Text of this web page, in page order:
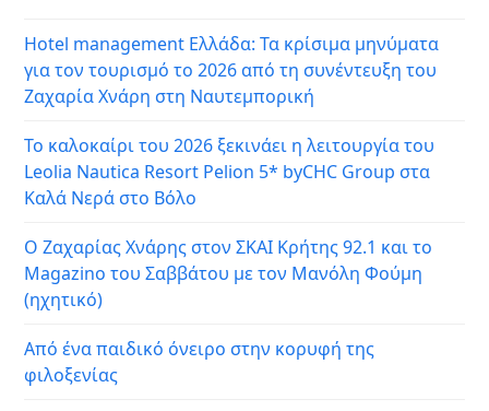
Hotel management Ελλάδα: Τα κρίσιμα μηνύματα
για τον τουρισμό το 2026 από τη συνέντευξη του
Ζαχαρία Χνάρη στη Ναυτεμπορική
Το καλοκαίρι του 2026 ξεκινάει η λειτουργία του
Leolia Nautica Resort Pelion 5* byCHC Group στα
Καλά Νερά στο Βόλο
Ο Ζαχαρίας Χνάρης στον ΣΚΑΙ Κρήτης 92.1 και το
Magazino του Σαββάτου με τον Μανόλη Φούμη
(ηχητικό)
Από ένα παιδικό όνειρο στην κορυφή της
φιλοξενίας